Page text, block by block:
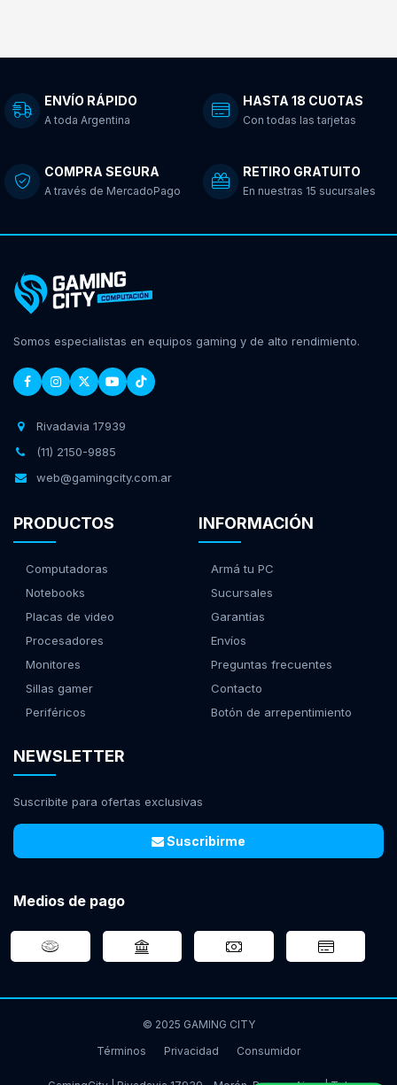
ENVÍO RÁPIDO
A toda Argentina
HASTA 18 CUOTAS
Con todas las tarjetas
COMPRA SEGURA
A través de MercadoPago
RETIRO GRATUITO
En nuestras 15 sucursales
Somos especialistas en equipos gaming y de alto rendimiento.
Rivadavia 17939
(11) 2150-9885
web@gamingcity.com.ar
PRODUCTOS
Computadoras
Notebooks
Placas de video
Procesadores
Monitores
Sillas gamer
Periféricos
INFORMACIÓN
Armá tu PC
Sucursales
Garantías
Envíos
Preguntas frecuentes
Contacto
Botón de arrepentimiento
NEWSLETTER
Suscribite para ofertas exclusivas
Suscribirme
Medios de pago
© 2025 GAMING CITY
Términos
Privacidad Consumidor